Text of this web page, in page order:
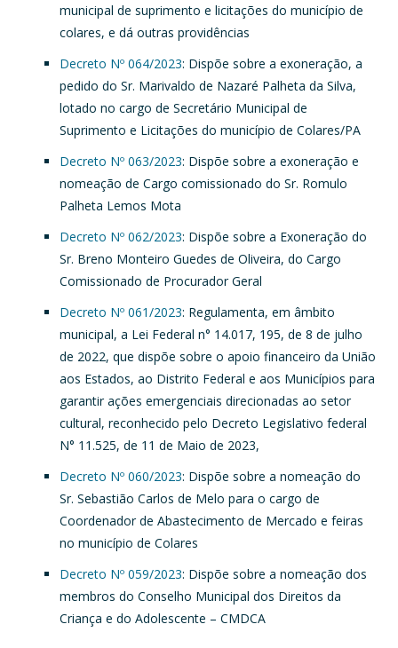
municipal de suprimento e licitações do município de
colares, e dá outras providências
Decreto Nº 064/2023: Dispõe sobre a exoneração, a
pedido do Sr. Marivaldo de Nazaré Palheta da Silva,
lotado no cargo de Secretário Municipal de
Suprimento e Licitações do município de Colares/PA
Decreto Nº 063/2023: Dispõe sobre a exoneração e
nomeação de Cargo comissionado do Sr. Romulo
Palheta Lemos Mota
Decreto Nº 062/2023: Dispõe sobre a Exoneração do
Sr. Breno Monteiro Guedes de Oliveira, do Cargo
Comissionado de Procurador Geral
Decreto Nº 061/2023: Regulamenta, em âmbito
municipal, a Lei Federal n° 14.017, 195, de 8 de julho
de 2022, que dispõe sobre o apoio financeiro da União
aos Estados, ao Distrito Federal e aos Municípios para
garantir ações emergenciais direcionadas ao setor
cultural, reconhecido pelo Decreto Legislativo federal
N° 11.525, de 11 de Maio de 2023,
Decreto Nº 060/2023: Dispõe sobre a nomeação do
Sr. Sebastião Carlos de Melo para o cargo de
Coordenador de Abastecimento de Mercado e feiras
no município de Colares
Decreto Nº 059/2023: Dispõe sobre a nomeação dos
membros do Conselho Municipal dos Direitos da
Criança e do Adolescente – CMDCA